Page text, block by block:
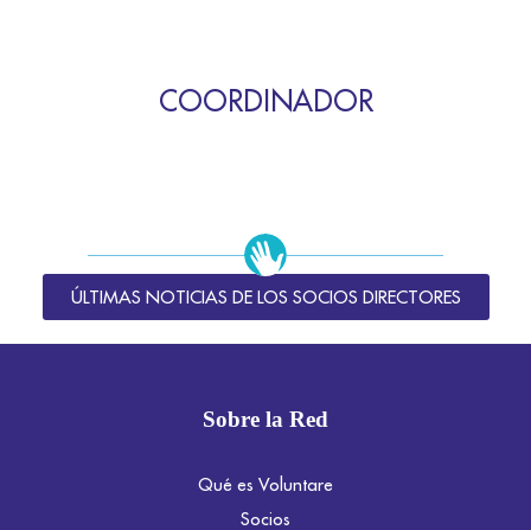
COORDINADOR
ÚLTIMAS NOTICIAS DE LOS SOCIOS DIRECTORES
Sobre la Red
Qué es Voluntare
Socios